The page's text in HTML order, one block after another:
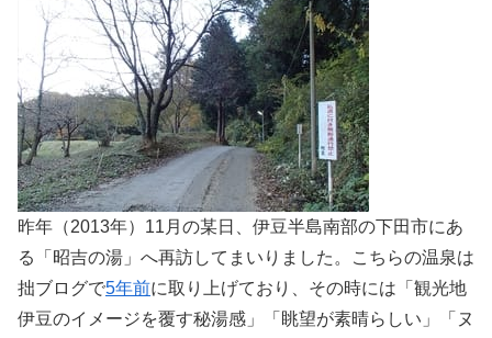
昨年（2013年）11月の某日、伊豆半島南部の下田市にあ
る「昭吉の湯」へ再訪してまいりました。こちらの温泉は
拙ブログで5年前に取り上げており、その時には「観光地
伊豆のイメージを覆す秘湯感」「眺望が素晴らしい」「ヌ